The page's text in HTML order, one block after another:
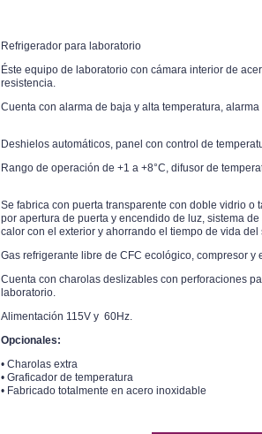
Refrigerador para laboratorio
Éste equipo de laboratorio con cámara interior de
resistencia.
Cuenta con alarma de baja y alta temperatura,
Deshielos automáticos, panel con control de
Rango de operación de +1 a +8°C, difusor de
Se fabrica con puerta transparente con doble vidrio
por apertura de puerta y encendido de luz, sistema
calor con el exterior y ahorrando el tiempo de vida
Gas refrigerante libre de CFC ecológico, compresor y
Cuenta con charolas deslizables con perforaciones
laboratorio.
Alimentación 115V y 60Hz.
Opcionales:
• Charolas extra
• Graficador de temperatura
• Fabricado totalmente en acero inoxidable